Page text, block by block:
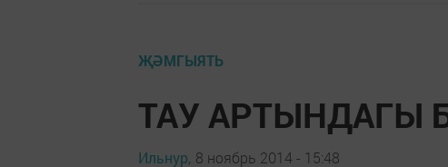
ҖӘМГЫЯТЬ
ТАУ АРТЫНДАГЫ
Ильнур, 8 ноябрь 2014 - 15:48